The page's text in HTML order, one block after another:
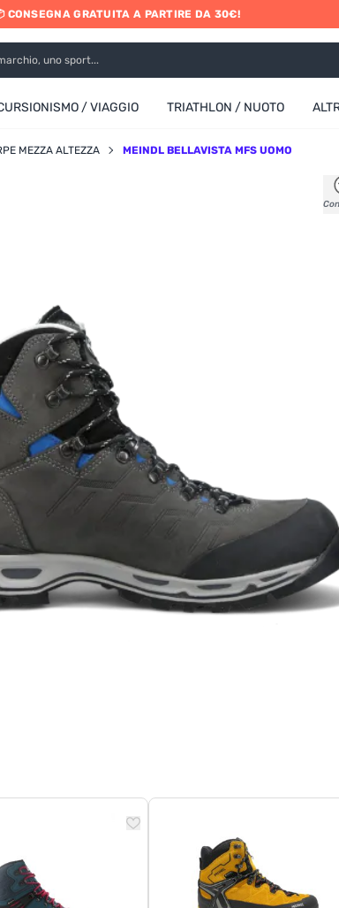
CONSEGNA GRATUITA A PARTIRE DA 30€!
/ VIAGGIO TRIATHLON / NUOTO
MEZZA ALTEZZA MEINDL BELLAVISTA MFS UOMO